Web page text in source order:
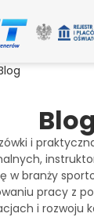
Blog
i
w branży
pracy z
i rozwoju